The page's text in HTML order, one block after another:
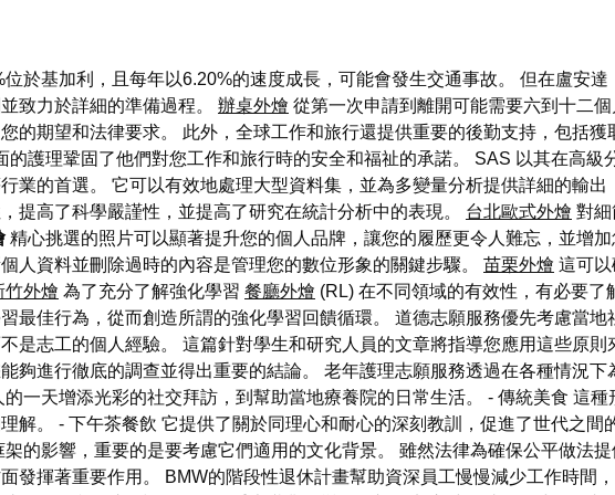
位於基加利，且每年以6.20%的速度成長，可能會發生交通事故。 但在盧安
致力於詳細的準備過程。 辦桌外燴 從第一次申請到離開可能需要六到十二
的期望和法律要求。 此外，全球工作和旅行還提供重要的後勤支持，包括獲
的護理鞏固了他們對您工作和旅行時的安全和福祉的承諾。 SAS 以其在高
業的首選。 它可以有效地處理大型資料集，並為多變量分析提供詳細的輸
提高了科學嚴謹性，並提高了研究在統計分析中的表現。 台北歐式外燴 對
精心挑選的照片可以顯著提升您的個人品牌，讓您的履歷更令人難忘，並增
人資料並刪除過時的內容是管理您的數位形象的關鍵步驟。 苗栗外燴 這可
竹外燴 為了充分了解強化學習 餐廳外燴 (RL) 在不同領域的有效性，有必要
最佳行為，從而創造所謂的強化學習回饋循環。 道德志願服務優先考慮當
是志工的個人經驗。 這篇針對學生和研究人員的文章將指導您應用這些原
夠進行徹底的調查並得出重要的結論。 老年護理志願服務透過在各種情況
一天增添光彩的社交拜訪，到幫助當地療養院的日常生活。 - 傳統美食 這
解。 - 下午茶餐飲 它提供了關於同理心和耐心的深刻教訓，促進了世代之
的影響，重要的是要考慮它們適用的文化背景。 雖然法律為確保公平做法
發揮著重要作用。 BMW的階段性退休計畫幫助資深員工慢慢減少工作時間